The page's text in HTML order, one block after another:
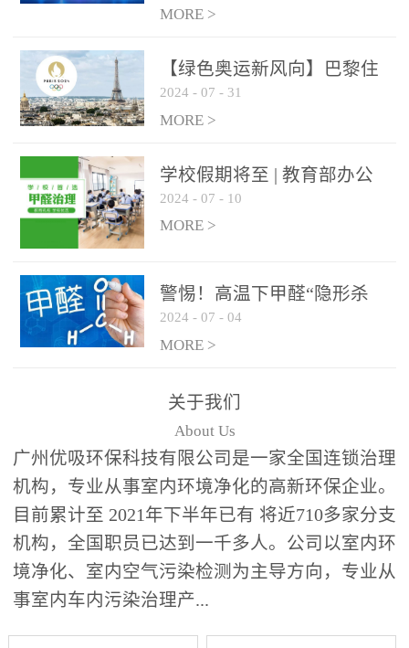
MORE >
【绿色奥运新风向】巴黎住
宿风波：优吸环保共建健康
绿色家居
2024 - 07 - 31
MORE >
学校假期将至 | 教育部办公
厅关于加强学校新建校舍室
内空气质量管理通知
2024 - 07 - 10
MORE >
警惕！高温下甲醛“隐形杀
手”来袭，你的家安全吗？
2024 - 07 - 04
MORE >
关于我们
About Us
广州优吸环保科技有限公司是一家全国连锁治理
机构，专业从事室内环境净化的高新环保企业。
目前累计至 2021年下半年已有 将近710多家分支
机构，全国职员已达到一千多人。公司以室内环
境净化、室内空气污染检测为主导方向，专业从
事室内车内污染治理产...